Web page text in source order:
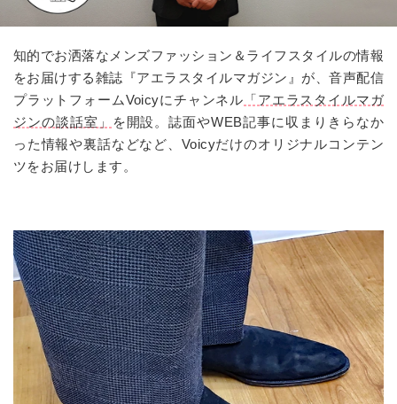
知的でお洒落なメンズファッション＆ライフスタイルの情報
をお届けする雑誌『アエラスタイルマガジン』が、音声配信
プラットフォームVoicyにチャンネル 「アエラスタイルマガ
ジンの談話室」
を開設。誌面やWEB記事に収まりきらなか
った情報や裏話などなど、Voicyだけのオリジナルコンテン
ツをお届けします。